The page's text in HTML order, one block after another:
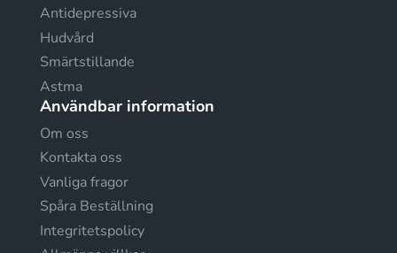
Antidepressiva
Hudvård
Smärtstillande
Astma
Användbar information
Om oss
Kontakta oss
Vanliga fragor
Spåra Beställning
Integritetspolicy